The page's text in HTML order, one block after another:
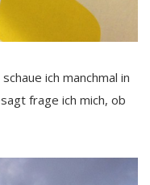
ich manchmal in
frage ich mich, ob